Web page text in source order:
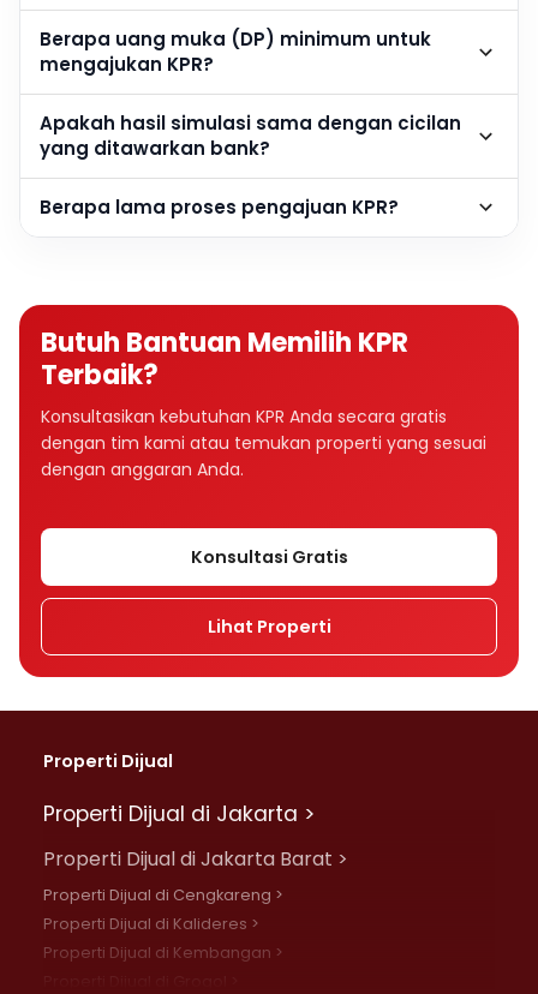
Berapa uang muka (DP) minimum untuk
mengajukan KPR?
Apakah hasil simulasi sama dengan cicilan
yang ditawarkan bank?
Berapa lama proses pengajuan KPR?
Butuh Bantuan Memilih KPR
Terbaik?
Konsultasikan kebutuhan KPR Anda secara gratis
dengan tim kami atau temukan properti yang sesuai
dengan anggaran Anda.
Konsultasi Gratis
Lihat Properti
Properti Dijual
Properti Dijual di Jakarta >
Properti Dijual di Jakarta Barat >
Properti Dijual di Cengkareng >
Properti Dijual di Kalideres >
Properti Dijual di Kembangan >